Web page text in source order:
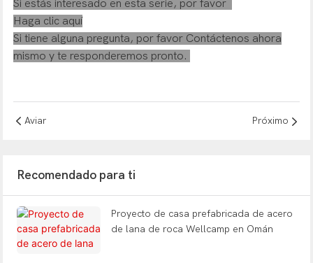
Si estás interesado en esta serie, por favor
Haga clic aquí
Si tiene alguna pregunta, por favor Contáctenos ahora
mismo y te responderemos pronto.
Aviar Próximo
Recomendado para ti
Proyecto de casa prefabricada de acero
de lana de roca Wellcamp en Omán